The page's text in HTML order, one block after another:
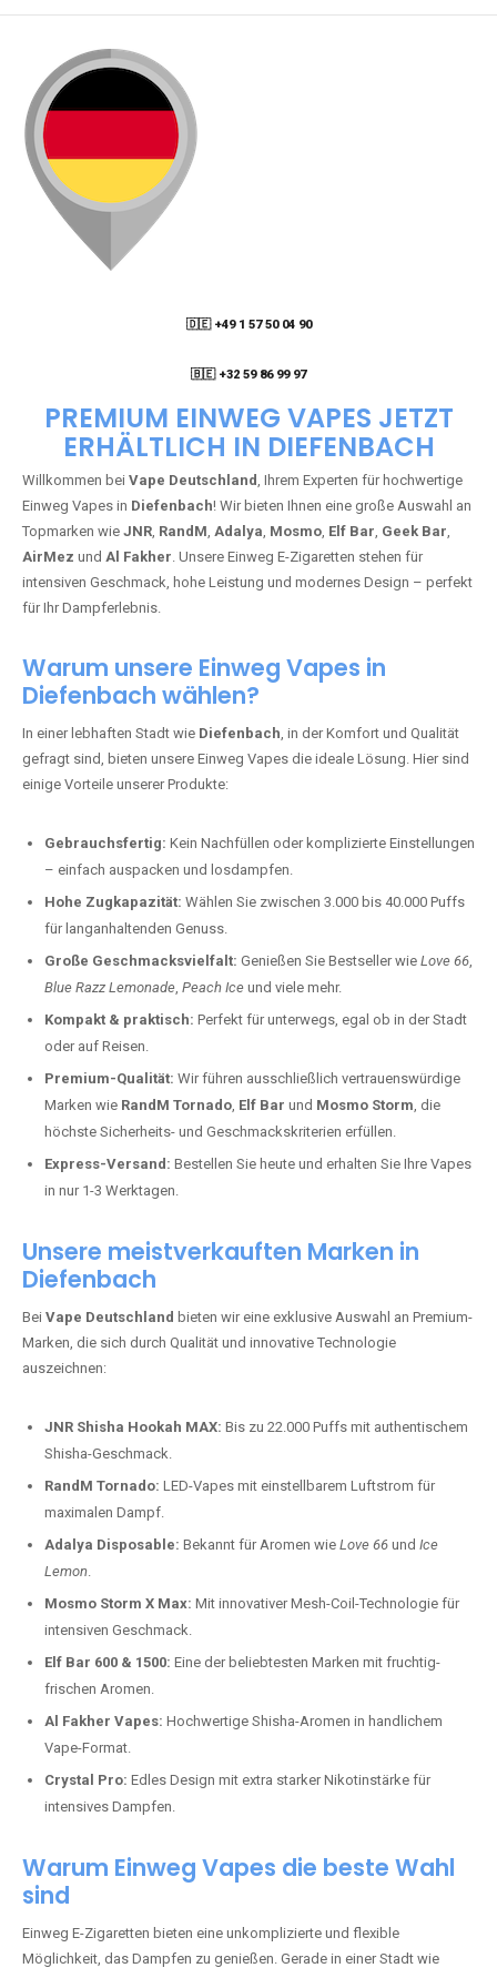
🇩🇪 +49 1 57 50 04 90
🇧🇪 +32 59 86 99 97
PREMIUM EINWEG VAPES JETZT
ERHÄLTLICH IN DIEFENBACH
Willkommen bei Vape Deutschland, Ihrem Experten für hochwertige
Einweg Vapes in Diefenbach! Wir bieten Ihnen eine große Auswahl an
Topmarken wie JNR, RandM, Adalya, Mosmo, Elf Bar, Geek Bar,
AirMez und Al Fakher. Unsere Einweg E-Zigaretten stehen für
intensiven Geschmack, hohe Leistung und modernes Design – perfekt
für Ihr Dampferlebnis.
Warum unsere Einweg Vapes in
Diefenbach wählen?
In einer lebhaften Stadt wie Diefenbach, in der Komfort und Qualität
gefragt sind, bieten unsere Einweg Vapes die ideale Lösung. Hier sind
einige Vorteile unserer Produkte:
Gebrauchsfertig: Kein Nachfüllen oder komplizierte Einstellungen
– einfach auspacken und losdampfen.
Hohe Zugkapazität: Wählen Sie zwischen 3.000 bis 40.000 Puffs
für langanhaltenden Genuss.
Große Geschmacksvielfalt: Genießen Sie Bestseller wie Love 66,
Blue Razz Lemonade, Peach Ice und viele mehr.
Kompakt & praktisch: Perfekt für unterwegs, egal ob in der Stadt
oder auf Reisen.
Premium-Qualität: Wir führen ausschließlich vertrauenswürdige
Marken wie RandM Tornado, Elf Bar und Mosmo Storm, die
höchste Sicherheits- und Geschmackskriterien erfüllen.
Express-Versand: Bestellen Sie heute und erhalten Sie Ihre Vapes
in nur 1-3 Werktagen.
Unsere meistverkauften Marken in
Diefenbach
Bei Vape Deutschland bieten wir eine exklusive Auswahl an Premium-
Marken, die sich durch Qualität und innovative Technologie
auszeichnen:
JNR Shisha Hookah MAX: Bis zu 22.000 Puffs mit authentischem
Shisha-Geschmack.
RandM Tornado: LED-Vapes mit einstellbarem Luftstrom für
maximalen Dampf.
Adalya Disposable: Bekannt für Aromen wie Love 66 und Ice
Lemon.
Mosmo Storm X Max: Mit innovativer Mesh-Coil-Technologie für
intensiven Geschmack.
Elf Bar 600 & 1500: Eine der beliebtesten Marken mit fruchtig-
frischen Aromen.
Al Fakher Vapes: Hochwertige Shisha-Aromen in handlichem
Vape-Format.
Crystal Pro: Edles Design mit extra starker Nikotinstärke für
intensives Dampfen.
Warum Einweg Vapes die beste Wahl
sind
Einweg E-Zigaretten bieten eine unkomplizierte und flexible
Möglichkeit, das Dampfen zu genießen. Gerade in einer Stadt wie